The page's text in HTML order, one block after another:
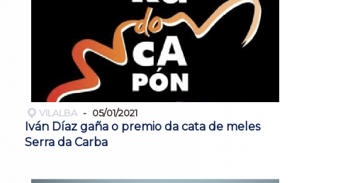
VILALBA 05/01/2021
Iván Díaz gaña o premio da cata de meles
Serra da Carba